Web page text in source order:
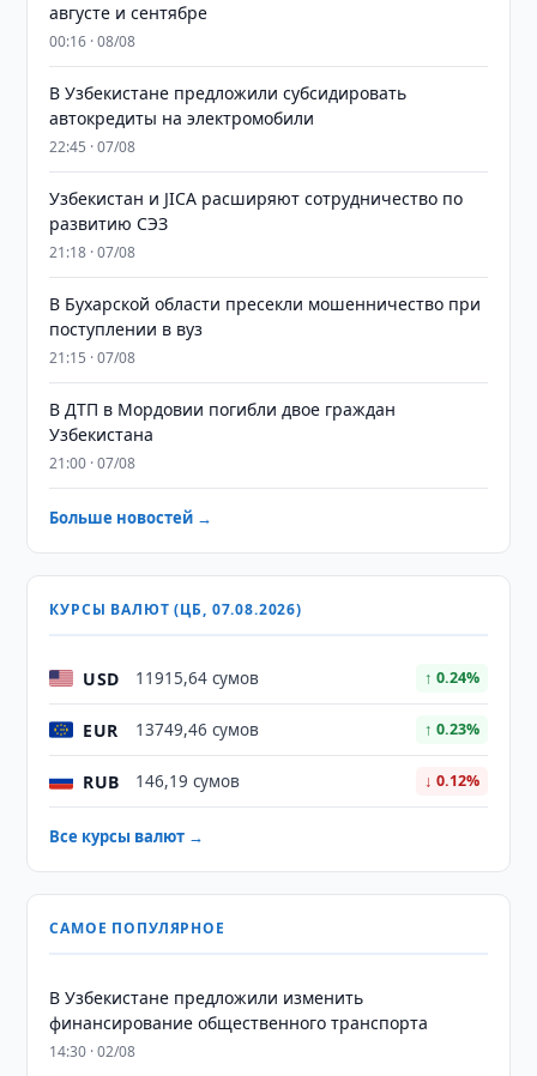
августе и сентябре
00:16 · 08/08
В Узбекистане предложили субсидировать
автокредиты на электромобили
22:45 · 07/08
Узбекистан и JICA расширяют сотрудничество по
развитию СЭЗ
21:18 · 07/08
В Бухарской области пресекли мошенничество при
поступлении в вуз
21:15 · 07/08
В ДТП в Мордовии погибли двое граждан
Узбекистана
21:00 · 07/08
Больше новостей →
КУРСЫ ВАЛЮТ (ЦБ, 07.08.2026)
USD 11915,64 сумов ↑ 0.24%
EUR 13749,46 сумов ↑ 0.23%
RUB 146,19 сумов ↓ 0.12%
Все курсы валют →
САМОЕ ПОПУЛЯРНОЕ
В Узбекистане предложили изменить
финансирование общественного транспорта
14:30 · 02/08